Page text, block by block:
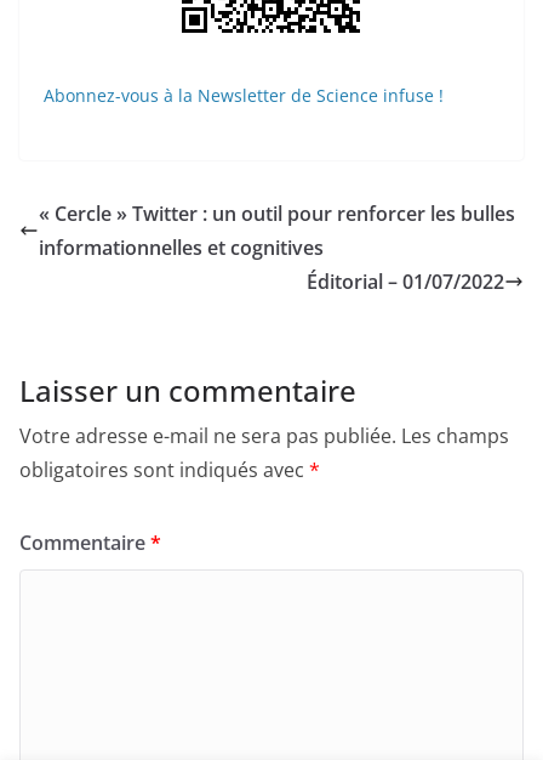
Abonnez-vous à la Newsletter de Science infuse !
« Cercle » Twitter : un outil pour renforcer les bulles
informationnelles et cognitives
Éditorial – 01/07/2022
Laisser un commentaire
Votre adresse e-mail ne sera pas publiée. Les champs
obligatoires sont indiqués avec *
Commentaire*